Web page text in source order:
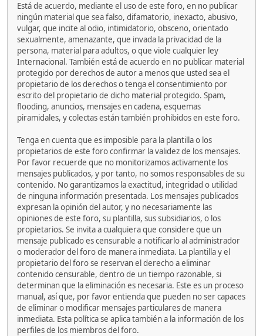
Está de acuerdo, mediante el uso de este foro, en no publicar
ningún material que sea falso, difamatorio, inexacto, abusivo,
vulgar, que incite al odio, intimidatorio, obsceno, orientado
sexualmente, amenazante, que invada la privacidad de la
persona, material para adultos, o que viole cualquier ley
Internacional. También está de acuerdo en no publicar material
protegido por derechos de autor a menos que usted sea el
propietario de los derechos o tenga el consentimiento por
escrito del propietario de dicho material protegido. Spam,
flooding, anuncios, mensajes en cadena, esquemas
piramidales, y colectas están también prohibidos en este foro.
Tenga en cuenta que es imposible para la plantilla o los
propietarios de este foro confirmar la validez de los mensajes.
Por favor recuerde que no monitorizamos activamente los
mensajes publicados, y por tanto, no somos responsables de su
contenido. No garantizamos la exactitud, integridad o utilidad
de ninguna información presentada. Los mensajes publicados
expresan la opinión del autor, y no necesariamente las
opiniones de este foro, su plantilla, sus subsidiarios, o los
propietarios. Se invita a cualquiera que considere que un
mensaje publicado es censurable a notificarlo al administrador
o moderador del foro de manera inmediata. La plantilla y el
propietario del foro se reservan el derecho a eliminar
contenido censurable, dentro de un tiempo razonable, si
determinan que la eliminación es necesaria. Este es un proceso
manual, así que, por favor entienda que pueden no ser capaces
de eliminar o modificar mensajes particulares de manera
inmediata. Esta política se aplica también a la información de los
perfiles de los miembros del foro.